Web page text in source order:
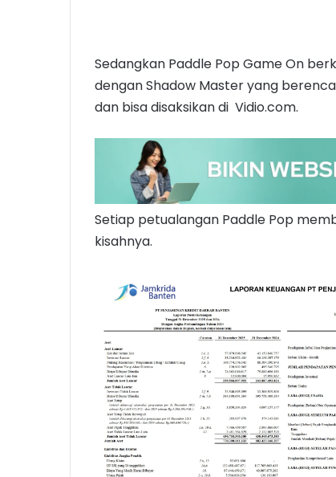
Sedangkan Paddle Pop Game On
dengan Shadow Master yang
dan bisa disaksikan di Vidio.com.
Setiap petualangan Paddle Pop
kisahnya.